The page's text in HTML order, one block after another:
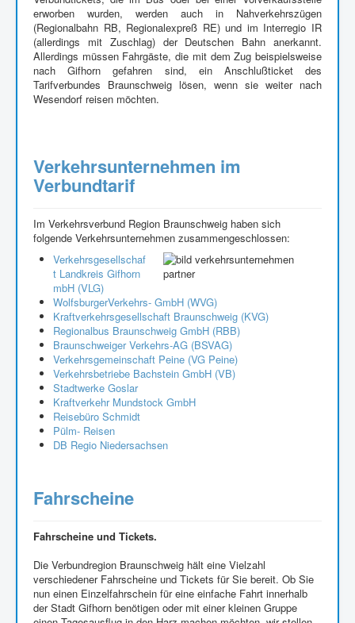
erworben wurden, werden auch in Nahverkehrszügen
(Regionalbahn RB, Regionalexpreß RE) und im Interregio IR
(allerdings mit Zuschlag) der Deutschen Bahn anerkannt.
Allerdings müssen Fahrgäste, die mit dem Zug beispielsweise
nach Gifhorn gefahren sind, ein Anschlußticket des
Tarifverbundes Braunschweig lösen, wenn sie weiter nach
Wesendorf reisen möchten.
Verkehrsunternehmen im
Verbundtarif
Im Verkehrsverbund Region Braunschweig haben sich
folgende Verkehrsunternehmen zusammengeschlossen:
Verkehrsgesellschaf
t Landkreis Gifhorn
mbH (VLG)
WolfsburgerVerkehrs- GmbH (WVG)
Kraftverkehrsgesellschaft Braunschweig (KVG)
Regionalbus Braunschweig GmbH (RBB)
Braunschweiger Verkehrs-AG (BSVAG)
Verkehrsgemeinschaft Peine (VG Peine)
Verkehrsbetriebe Bachstein GmbH (VB)
Stadtwerke Goslar
Kraftverkehr Mundstock GmbH
Reisebüro Schmidt
Pülm- Reisen
DB Regio Niedersachsen
Fahrscheine
Fahrscheine und Tickets.
Die Verbundregion Braunschweig hält eine Vielzahl
verschiedener Fahrscheine und Tickets für Sie bereit. Ob Sie
nun einen Einzelfahrschein für eine einfache Fahrt innerhalb
der Stadt Gifhorn benötigen oder mit einer kleinen Gruppe